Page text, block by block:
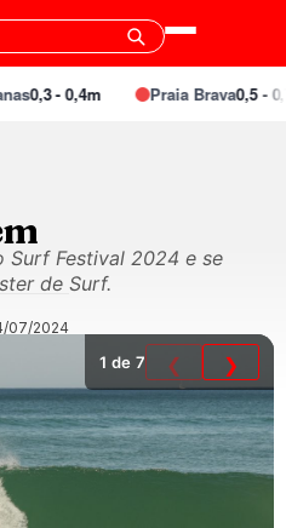
0,3 - 0,4m Praia Brava0,5 -
Surf Festival 2024 e se
de Surf.
07/2024
1 de 7 ❮ ❯